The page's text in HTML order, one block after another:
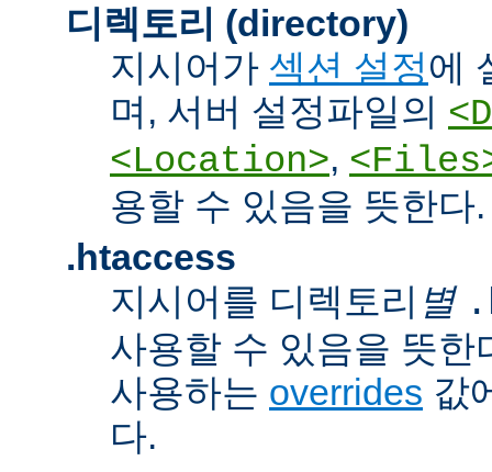
디렉토리 (directory)
지시어가 섹션 설정에
며, 서버 설정파일의
<Location>,
용할 수 있음을 뜻한다.
.htaccess
지시어를 디렉토리 별
사용할 수 있음을 뜻한
사용하는 overrides 값
다.